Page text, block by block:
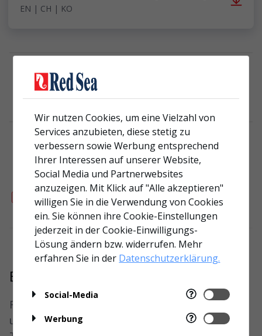
EN | CH | KO
MSDS & Warnings
FAQ
Produktseite>
Brauchen Sie noch immer Hilfe?
Für zusätzlichen Produktsupport senden Sie
uns bitte Ihre Frage über unser
Wir nutzen Cookies, um eine Vielzahl von
Services anzubieten, diese stetig zu
verbessern sowie Werbung entsprechend
Ihrer Interessen auf unserer Website,
Social Media und Partnerwebsites
anzuzeigen. Mit Klick auf "Alle akzeptieren"
willigen Sie in die Verwendung von Cookies
ein. Sie können ihre Cookie-Einstellungen
jederzeit in der Cookie-Einwilligungs-
Lösung ändern bzw. widerrufen. Mehr
erfahren Sie in der Datenschutzerklärung.
Social-Media
Werbung